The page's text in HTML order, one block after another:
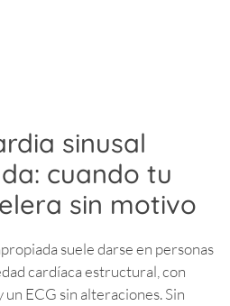
sinusal
cuando tu
sin motivo
suele darse en personas
cardíaca estructural, con
ECG sin alteraciones. Sin